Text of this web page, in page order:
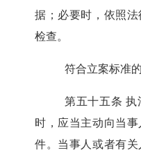
据；必要时，依照
检查。
符合立案标准
第五十五条 执
时，应当主动向当
件。当事人或者有